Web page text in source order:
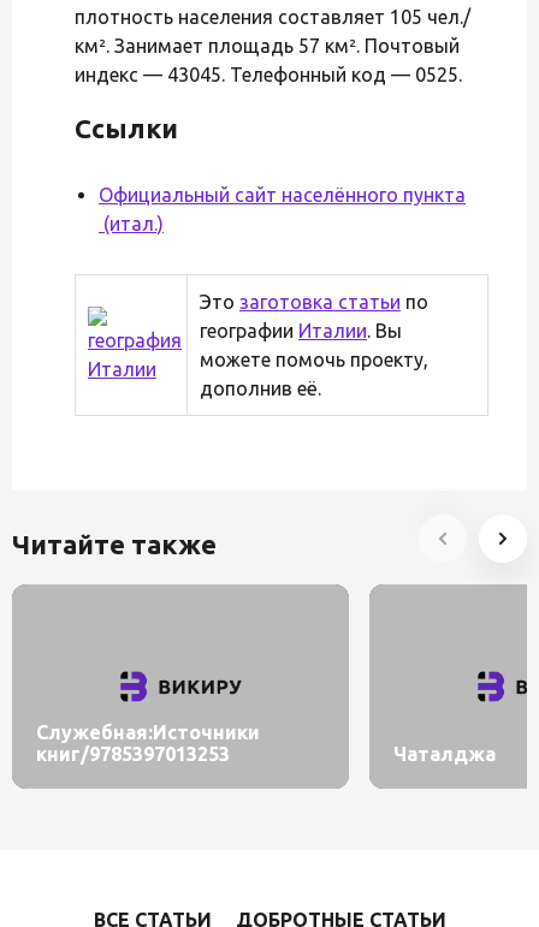
плотность населения составляет 105 чел./
км². Занимает площадь 57 км². Почтовый
индекс — 43045. Телефонный код — 0525.
Ссылки
Официальный сайт населённого пункта
(итал.)
Это заготовка статьи по
географии Италии. Вы
можете помочь проекту,
дополнив её.
Читайте также
Служебная:Источники
книг/9785397013253
Чаталджа
ВСЕ СТАТЬИ ДОБРОТНЫЕ СТАТЬИ